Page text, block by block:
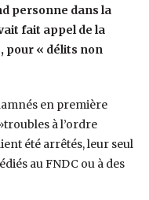
personne dans la
fait appel de la
pour « délits non
en première
à l’ordre
été arrêtés, leur seul
au FNDC ou à des